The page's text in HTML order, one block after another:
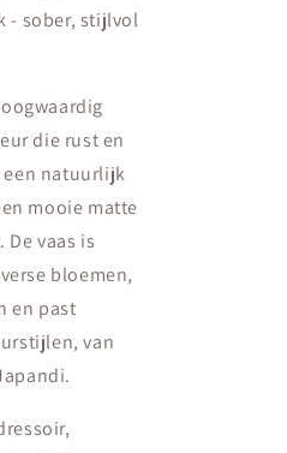
- sober, stijlvol
die rust en
natuurlijk
mooie matte
vaas is
bloemen,
en past
van